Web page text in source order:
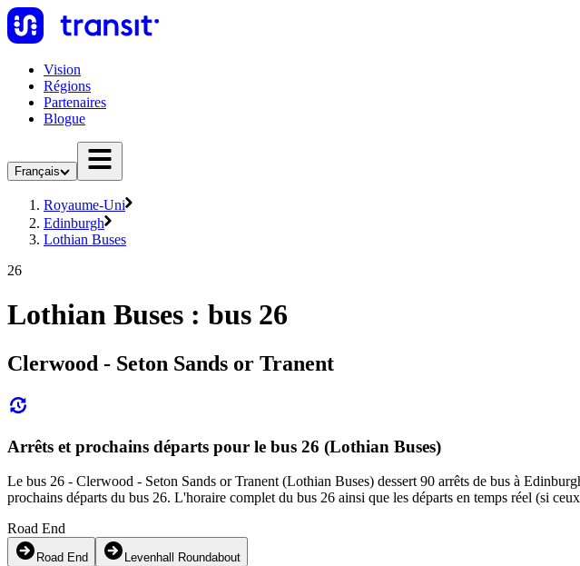
Vision
Régions
Partenaires
Blogue
Français
Royaume-Uni
Edinburgh
Lothian Buses
26
Lothian Buses : bus 26
Clerwood - Seton Sands or Tranent
Arrêts et prochains départs pour le bus 26 (Lothian Buses)
Le bus 26 - Clerwood - Seton Sands or Tranent (Lothian Buses) dessert 90 arrêts de bus à
prochains départs du bus 26. L'horaire complet du bus 26 ainsi que les départs en temps réel (si
Road End
Road End Levenhall Roundabout